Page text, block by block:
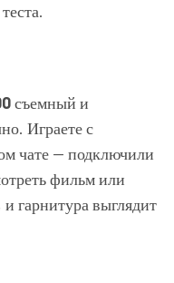
съемный и
Играете с
чате — подключили
фильм или
гарнитура выглядит